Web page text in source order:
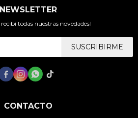
CONTACTO
NEWSLETTER
recibí todas nuestras novedades!
SUSCRIBIRME
   